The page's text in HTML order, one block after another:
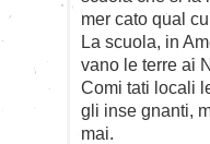
mer ­cato qual
La scuola, in
­vano le terre ai
Comi ­tati locali
gli inse ­gnanti,
mai.